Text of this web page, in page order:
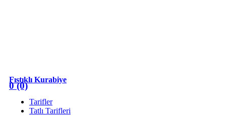
Fıstıklı Kurabiye
0 (0)
Tarifler
Tatlı Tarifleri